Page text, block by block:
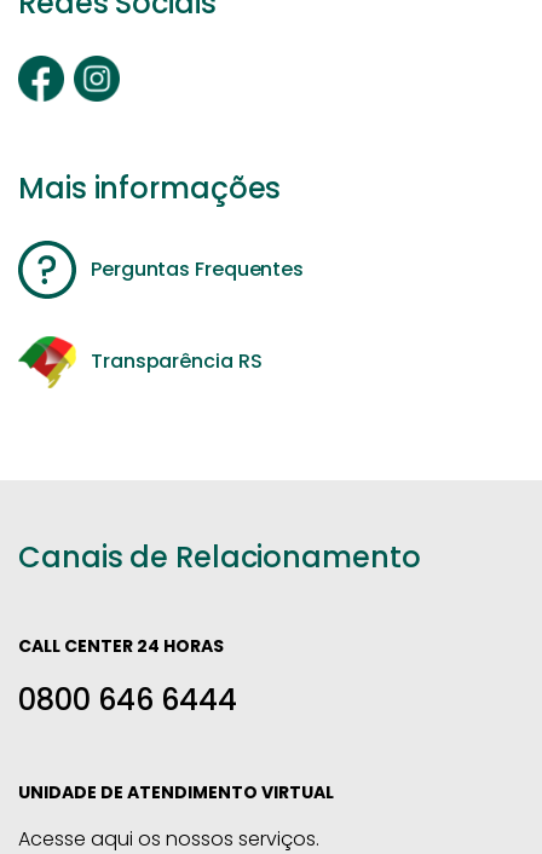
Mais informações
Perguntas Frequentes
Transparência RS
Canais de Relacionamento
CALL CENTER 24 HORAS
0800 646 6444
UNIDADE DE ATENDIMENTO VIRTUAL
Acesse aqui os nossos serviços.